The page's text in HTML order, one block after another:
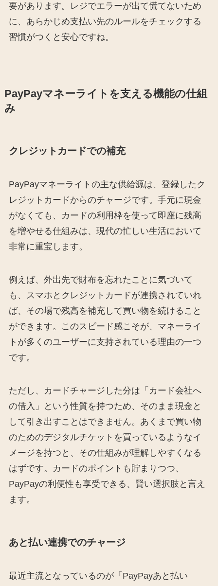
要があります。レジでエラーが出て慌てないため
に、あらかじめ支払い先のルールをチェックする
習慣がつくと安心ですね。
PayPayマネーライトを支える機能の仕組
み
クレジットカードでの補充
PayPayマネーライトの主な供給源は、登録したク
レジットカードからのチャージです。手元に現金
がなくても、カードの利用枠を使って即座に残高
を増やせる仕組みは、現代の忙しい生活において
非常に重宝します。
例えば、外出先で財布を忘れたことに気づいて
も、スマホとクレジットカードが連携されていれ
ば、その場で残高を補充して買い物を続けること
ができます。このスピード感こそが、マネーライ
トが多くのユーザーに支持されている理由の一つ
です。
ただし、カードチャージした分は「カード会社へ
の借入」という性質を持つため、そのまま現金と
して引き出すことはできません。あくまで買い物
のためのデジタルチケットを買っているようなイ
メージを持つと、その仕組みが理解しやすくなる
はずです。カードのポイントも貯まりつつ、
PayPayの利便性も享受できる、賢い選択肢と言え
ます。
あと払い連携でのチャージ
最近主流となっているのが「PayPayあと払い